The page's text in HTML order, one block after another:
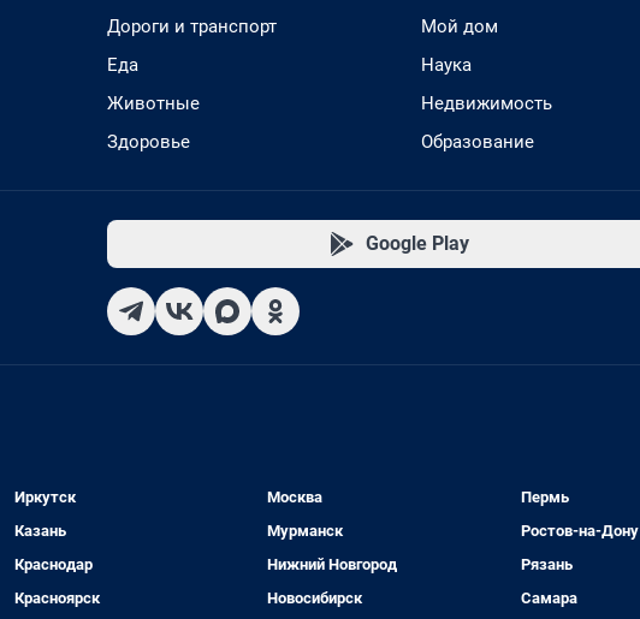
Дороги и транспорт
Еда
Животные
Здоровье
Мой дом
Наука
Недвижимость
Образование
Google Play
Иркутск
Казань
Краснодар
Красноярск
Москва
Мурманск
Нижний Новгород
Новосибирск
Пермь
Ростов-на-Дону
Рязань
Самара